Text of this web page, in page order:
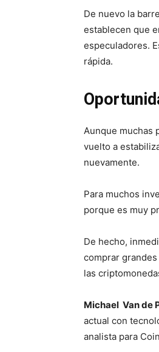
De nuevo la
establecen que
especuladores.
rápida.
Aunque muchas
vuelto a
nuevamente.
Para muchos
porque es muy
De hecho,
comprar
las
Michael Van de
actual con
analista para